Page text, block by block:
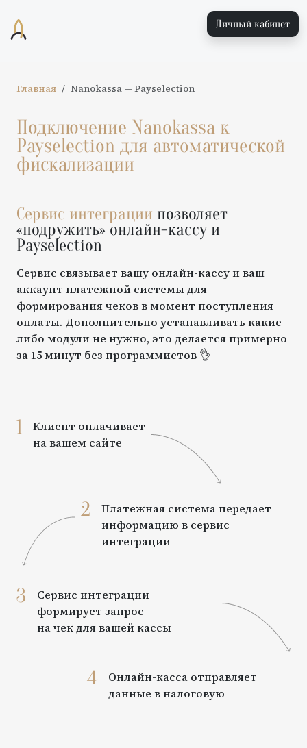
Личный кабинет
Главная Nanokassa — Payselection
Подключение Nanokassa к
Payselection для автоматической
фискализации
Сервис интеграции позволяет
«подружить» онлайн-кассу и
Payselection
Сервис связывает вашу онлайн-кассу и ваш
аккаунт платежной системы для
формирования чеков в момент поступления
оплаты. Дополнительно устанавливать какие-
либо модули не нужно, это делается примерно
за 15 минут без программистов 👌
1
Клиент оплачивает
на вашем сайте
2
Платежная система передает
информацию в сервис
интеграции
3
Сервис интеграции
формирует запрос
на чек для вашей кассы
4
Онлайн-касса отправляет
данные в налоговую